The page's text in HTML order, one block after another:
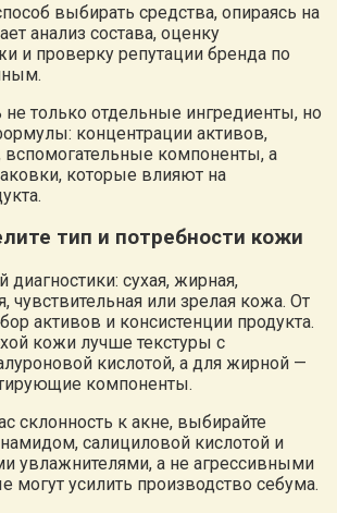
выбирать средства, опираясь на
анализ состава, оценку
и проверку репутации бренда по
только отдельные ингредиенты, но
концентрации активов,
вспомогательные компоненты, а
которые влияют на
тип и потребности кожи
диагностики: сухая, жирная,
чувствительная или зрелая кожа. От
активов и консистенции продукта.
кожи лучше текстуры с
кислотой, а для жирной —
компоненты.
склонность к акне, выбирайте
салициловой кислотой и
увлажнителями, а не агрессивными
могут усилить производство себума.